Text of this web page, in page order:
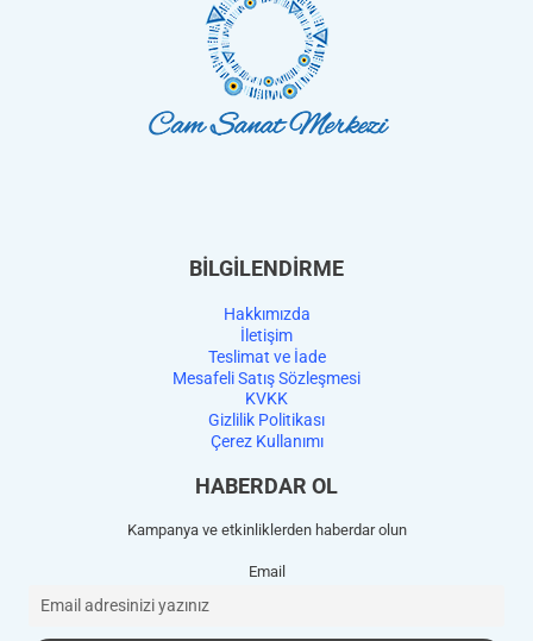
BİLGİLENDİRME
Hakkımızda
İletişim
Teslimat ve İade
Mesafeli Satış Sözleşmesi
KVKK
Gizlilik Politikası
Çerez Kullanımı
HABERDAR OL
Kampanya ve etkinliklerden haberdar olun
Email